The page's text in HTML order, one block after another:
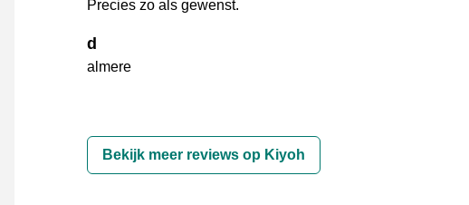
Precies zo als gewenst.
d
almere
Bekijk meer reviews op Kiyoh